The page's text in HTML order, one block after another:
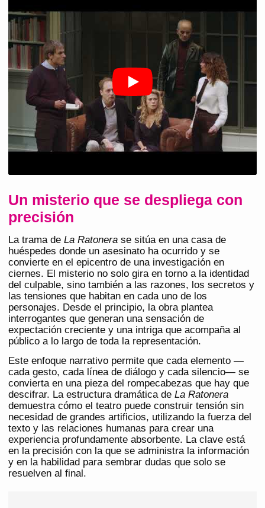
Un misterio que se despliega con
precisión
La trama de La Ratonera se sitúa en una casa de
huéspedes donde un asesinato ha ocurrido y se
convierte en el epicentro de una investigación en
ciernes. El misterio no solo gira en torno a la identidad
del culpable, sino también a las razones, los secretos y
las tensiones que habitan en cada uno de los
personajes. Desde el principio, la obra plantea
interrogantes que generan una sensación de
expectación creciente y una intriga que acompaña al
público a lo largo de toda la representación.
Este enfoque narrativo permite que cada elemento —
cada gesto, cada línea de diálogo y cada silencio— se
convierta en una pieza del rompecabezas que hay que
descifrar. La estructura dramática de La Ratonera
demuestra cómo el teatro puede construir tensión sin
necesidad de grandes artificios, utilizando la fuerza del
texto y las relaciones humanas para crear una
experiencia profundamente absorbente. La clave está
en la precisión con la que se administra la información
y en la habilidad para sembrar dudas que solo se
resuelven al final.